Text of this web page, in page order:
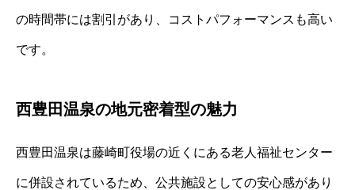
の時間帯には割引があり、コストパフォーマンスも高い
です。
西豊田温泉の地元密着型の魅力
西豊田温泉は藤崎町役場の近くにある老人福祉センター
に併設されているため、公共施設としての安心感があり